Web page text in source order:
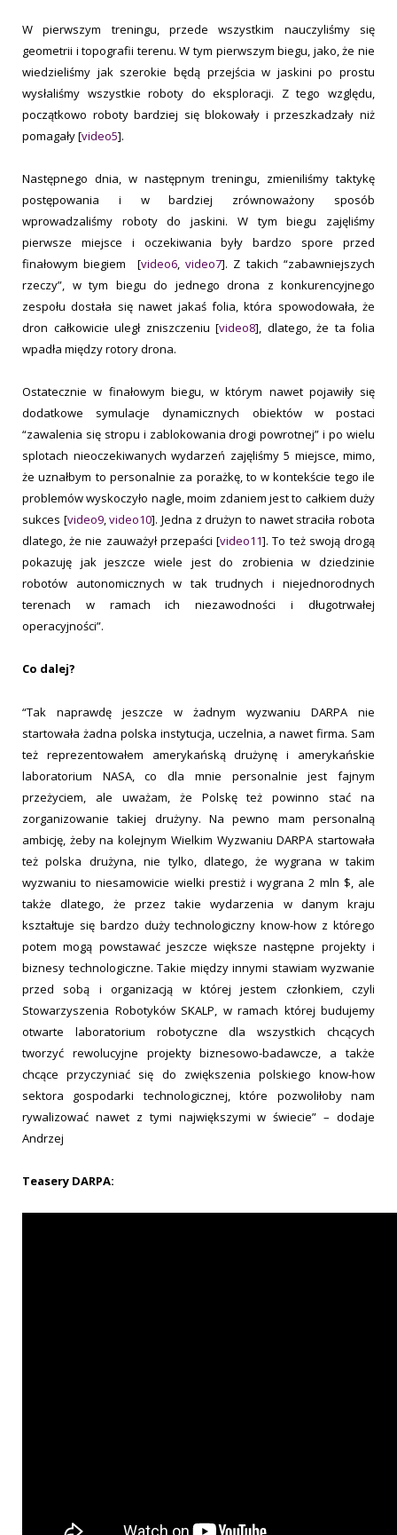
W pierwszym treningu, przede wszystkim nauczyliśmy się
geometrii i topografii terenu. W tym pierwszym biegu, jako, że nie
wiedzieliśmy jak szerokie będą przejścia w jaskini po prostu
wysłaliśmy wszystkie roboty do eksploracji. Z tego względu,
początkowo roboty bardziej się blokowały i przeszkadzały niż
pomagały [video5].
Następnego dnia, w następnym treningu, zmieniliśmy taktykę
postępowania i w bardziej zrównoważony sposób
wprowadzaliśmy roboty do jaskini. W tym biegu zajęliśmy
pierwsze miejsce i oczekiwania były bardzo spore przed
finałowym biegiem [video6,video7]. Z takich “zabawniejszych
rzeczy”, w tym biegu do jednego drona z konkurencyjnego
zespołu dostała się nawet jakaś folia, która spowodowała, że
dron całkowicie uległ zniszczeniu [video8], dlatego, że ta folia
wpadła między rotory drona.
Ostatecznie w finałowym biegu, w którym nawet pojawiły się
dodatkowe symulacje dynamicznych obiektów w postaci
“zawalenia się stropu i zablokowania drogi powrotnej” i po wielu
splotach nieoczekiwanych wydarzeń zajęliśmy 5 miejsce, mimo,
że uznałbym to personalnie za porażkę, to w kontekście tego ile
problemów wyskoczyło nagle, moim zdaniem jest to całkiem duży
sukces [video9,video10]. Jedna z drużyn to nawet straciła robota
dlatego, że nie zauważył przepaści [video11]. To też swoją drogą
pokazuję jak jeszcze wiele jest do zrobienia w dziedzinie
robotów autonomicznych w tak trudnych i niejednorodnych
terenach w ramach ich niezawodności i długotrwałej
operacyjności”.
Co dalej?
“Tak naprawdę jeszcze w żadnym wyzwaniu DARPA nie
startowała żadna polska instytucja, uczelnia, a nawet firma. Sam
też reprezentowałem amerykańską drużynę i amerykańskie
laboratorium NASA, co dla mnie personalnie jest fajnym
przeżyciem, ale uważam, że Polskę też powinno stać na
zorganizowanie takiej drużyny. Na pewno mam personalną
ambicję, żeby na kolejnym Wielkim Wyzwaniu DARPA startowała
też polska drużyna, nie tylko, dlatego, że wygrana w takim
wyzwaniu to niesamowicie wielki prestiż i wygrana 2 mln $, ale
także dlatego, że przez takie wydarzenia w danym kraju
kształtuje się bardzo duży technologiczny know-how z którego
potem mogą powstawać jeszcze większe następne projekty i
biznesy technologiczne. Takie między innymi stawiam wyzwanie
przed sobą i organizacją w której jestem członkiem, czyli
Stowarzyszenia Robotyków SKALP, w ramach której budujemy
otwarte laboratorium robotyczne dla wszystkich chcących
tworzyć rewolucyjne projekty biznesowo-badawcze, a także
chcące przyczyniać się do zwiększenia polskiego know-how
sektora gospodarki technologicznej, które pozwoliłoby nam
rywalizować nawet z tymi największymi w świecie” – dodaje
Andrzej
Teasery DARPA: